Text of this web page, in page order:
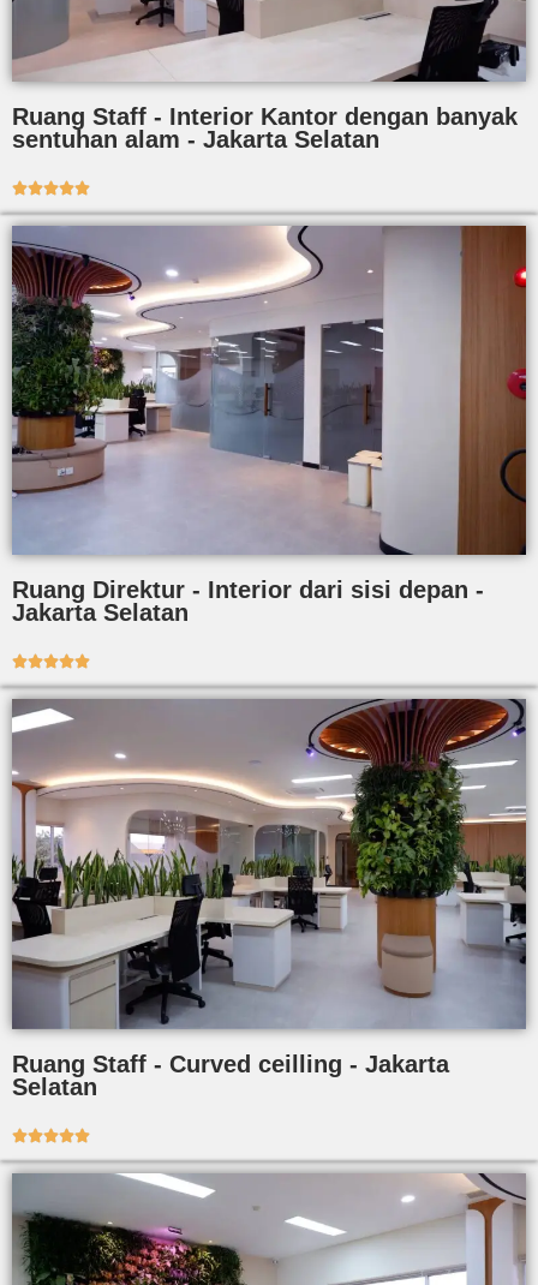
Ruang Staff - Interior Kantor dengan banyak
sentuhan alam - Jakarta Selatan

Ruang Direktur - Interior dari sisi depan -
Jakarta Selatan

Ruang Staff - Curved ceilling - Jakarta
Selatan
